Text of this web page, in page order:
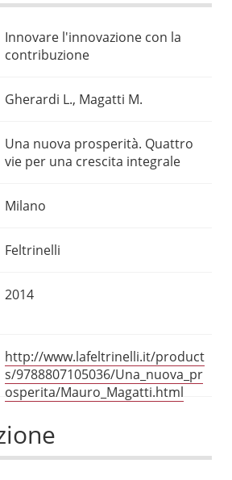
Innovare l'innovazione con la
contribuzione
Gherardi L., Magatti M.
Una nuova prosperità. Quattro
vie per una crescita integrale
Milano
Feltrinelli
2014
http://www.lafeltrinelli.it/product
s/9788807105036/Una_nuova_pr
osperita/Mauro_Magatti.html